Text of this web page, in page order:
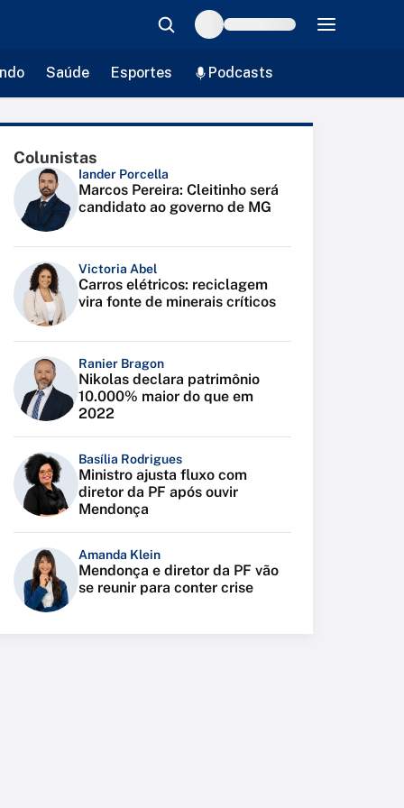
Saúde Esportes Podcasts
Colunistas
Iander Porcella
Marcos Pereira: Cleitinho será
candidato ao governo de MG
Victoria Abel
Carros elétricos: reciclagem
vira fonte de minerais críticos
Ranier Bragon
Nikolas declara patrimônio
10.000% maior do que em
2022
Basília Rodrigues
Ministro ajusta fluxo com
diretor da PF após ouvir
Mendonça
Amanda Klein
Mendonça e diretor da PF vão
se reunir para conter crise